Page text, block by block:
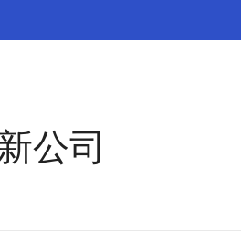
公司